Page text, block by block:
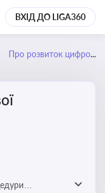
ВХІД ДО LIGA360
Про розвиток цифрової інфраструктури